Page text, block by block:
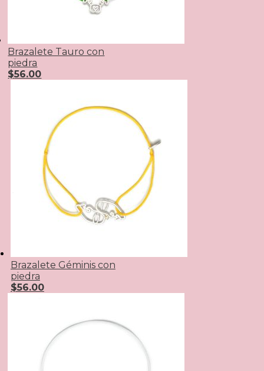
Brazalete Tauro con
piedra
$56.00
Brazalete Géminis con
piedra
$56.00